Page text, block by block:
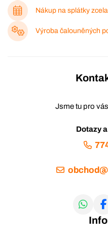
Nákup na splátky
Výroba čalouněných
Jsme tu pro
Dotazy